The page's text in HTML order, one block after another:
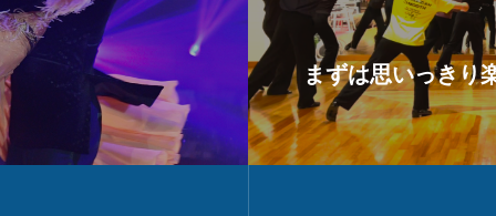
まずは思いっきり